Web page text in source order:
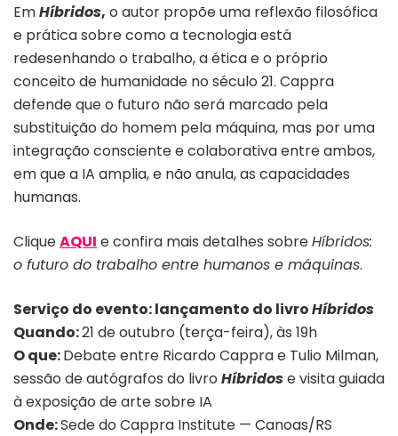
EmHíbridos, o autor propõe uma reflexão filosófica
e prática sobre como a tecnologia está
redesenhando o trabalho, a ética e o próprio
conceito de humanidade no século 21. Cappra
defende que o futuro não será marcado pela
substituição do homem pela máquina, mas por uma
integração consciente e colaborativa entre ambos,
em que a IA amplia, e não anula, as capacidades
humanas.
CliqueAQUI e confira mais detalhes sobreHíbridos:
o futuro do trabalho entre humanos e máquinas.
Serviço do evento: lançamento do livroHíbridos
Quando:21 de outubro (terça-feira), às 19h
O que:Debate entre Ricardo Cappra e Tulio Milman,
sessão de autógrafos do livro Híbridose visita guiada
à exposição de arte sobre IA
Onde:Sede do Cappra Institute — Canoas/RS